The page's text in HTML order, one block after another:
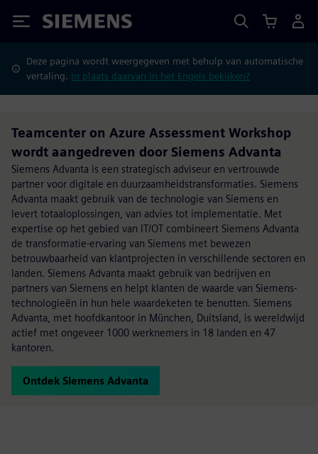
Siemens
Deze pagina wordt weergegeven met behulp van automatische
vertaling. In plaats daarvan in het Engels bekijken?
Teamcenter on Azure Assessment Workshop
wordt aangedreven door Siemens Advanta
Siemens Advanta is een strategisch adviseur en vertrouwde
partner voor digitale en duurzaamheidstransformaties. Siemens
Advanta maakt gebruik van de technologie van Siemens en
levert totaaloplossingen, van advies tot implementatie. Met
expertise op het gebied van IT/OT combineert Siemens Advanta
de transformatie-ervaring van Siemens met bewezen
betrouwbaarheid van klantprojecten in verschillende sectoren en
landen. Siemens Advanta maakt gebruik van bedrijven en
partners van Siemens en helpt klanten de waarde van Siemens-
technologieën in hun hele waardeketen te benutten. Siemens
Advanta, met hoofdkantoor in München, Duitsland, is wereldwijd
actief met ongeveer 1000 werknemers in 18 landen en 47
kantoren.
Ontdek Siemens Advanta